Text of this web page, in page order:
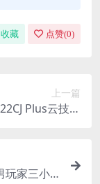
收藏 点赞(0)
上一篇
Plus云技术
玩家三小